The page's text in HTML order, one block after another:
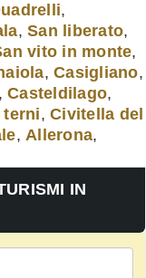
,
, San liberato,
vito in monte,
, Casigliano,
, Casteldilago,
terni, Civitella del
, Allerona,
IN